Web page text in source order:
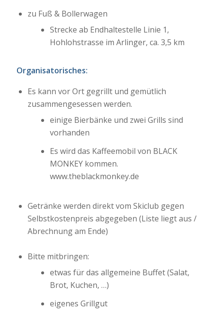
zu Fuß & Bollerwagen
Strecke ab Endhaltestelle Linie 1,
Hohlohstrasse im Arlinger, ca. 3,5 km
Organisatorisches:
Es kann vor Ort gegrillt und gemütlich
zusammengesessen werden.
einige Bierbänke und zwei Grills sind
vorhanden
Es wird das Kaffeemobil von BLACK
MONKEY kommen.
www.theblackmonkey.de
Getränke werden direkt vom Skiclub gegen
Selbstkostenpreis abgegeben (Liste liegt aus /
Abrechnung am Ende)
Bitte mitbringen:
etwas für das allgemeine Buffet (Salat,
Brot, Kuchen, …)
eigenes Grillgut